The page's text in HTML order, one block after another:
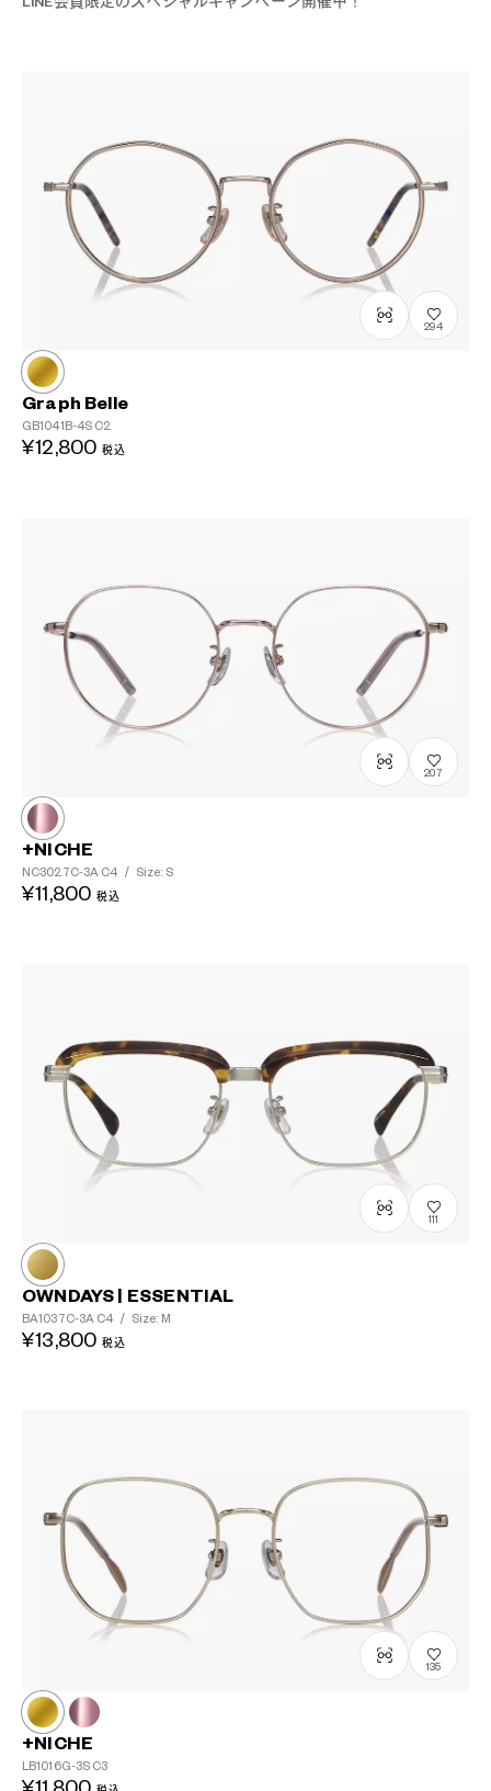
294
Graph Belle
GB1041B-4S C2
¥12,800 税込
207
+NICHE
NC3027C-3A C4 / Size: S
¥11,800 税込
111
OWNDAYS | ESSENTIAL
BA1037C-3A C4 / Size: M
¥13,800 税込
135
+NICHE
LB1016G-3S C3